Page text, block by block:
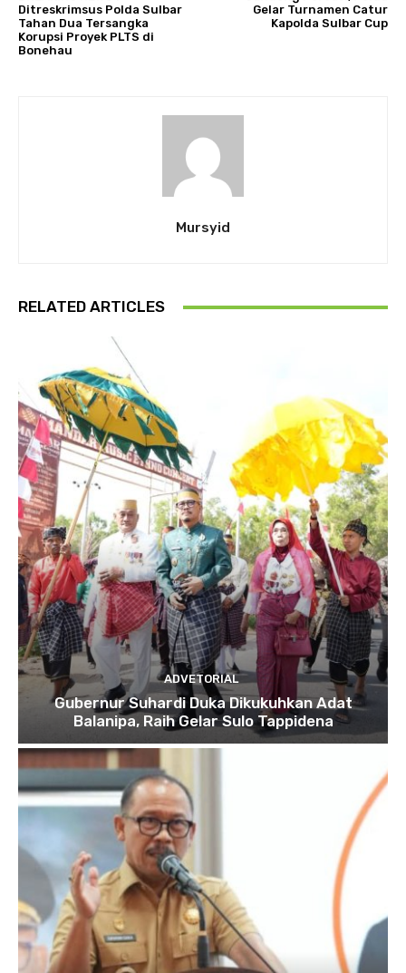
Ditreskrimsus Polda Sulbar
Tahan Dua Tersangka
Korupsi Proyek PLTS di
Bonehau
Gelar Turnamen Catur
Kapolda Sulbar Cup
Mursyid
RELATED ARTICLES
ADVETORIAL
Gubernur Suhardi Duka Dikukuhkan Adat
Balanipa, Raih Gelar Sulo Tappidena